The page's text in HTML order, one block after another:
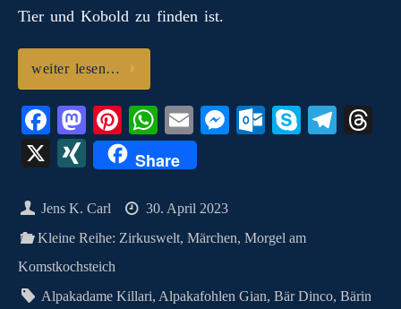
Tier und Kobold zu finden ist.
weiter lesen…
Fa
ce
bo
ok
M
as
to
do
n
Pi
nt
er
es
t
W
ha
ts
A
pp
E
m
ail
M
er
O
.c
m
S
Te
X
X
N
G
Share
Jens K. Carl
30. April 2023
Kleine Reihe: Zirkuswelt,Märchen,Morgel am
Komstkochsteich
Alpakadame Killari,Alpakafohlen Gian,Bär Dinco,Bärin